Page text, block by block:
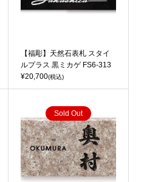
【福彫】天然石表札 スタイ
ルプラス 黒ミカゲ FS6-313
¥20,700(税込)
Sold Out